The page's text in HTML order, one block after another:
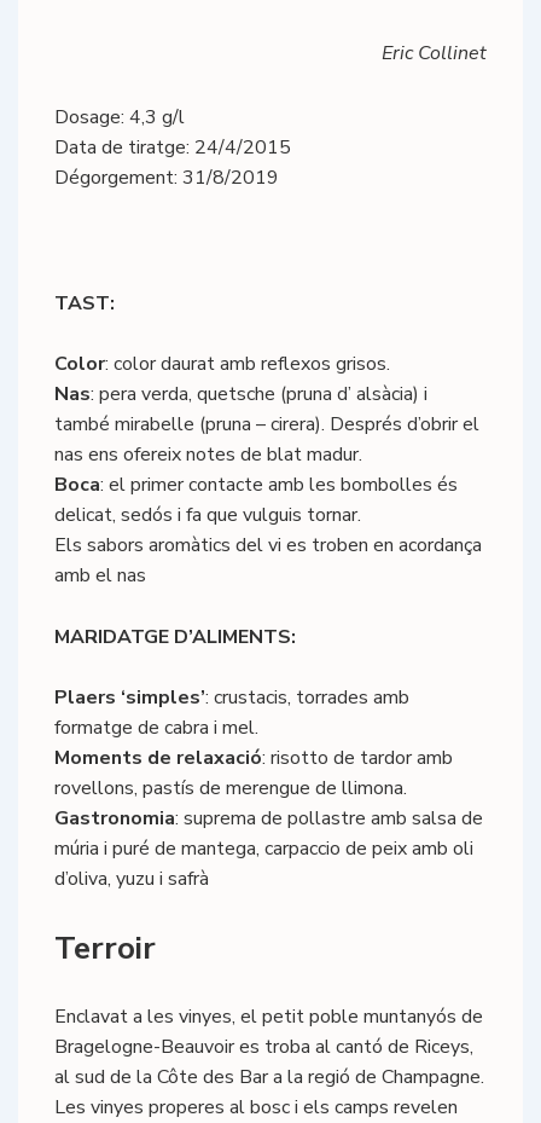
Eric Collinet
Dosage: 4,3 g/l
Data de tiratge: 24/4/2015
Dégorgement: 31/8/2019
TAST:
Color: color daurat amb reflexos grisos.
Nas: pera verda, quetsche (pruna d’ alsàcia) i
també mirabelle (pruna – cirera). Després d’obrir el
nas ens ofereix notes de blat madur.
Boca: el primer contacte amb les bombolles és
delicat, sedós i fa que vulguis tornar.
Els sabors aromàtics del vi es troben en acordança
amb el nas
MARIDATGE D’ALIMENTS:
Plaers ‘simples’: crustacis, torrades amb
formatge de cabra i mel.
Moments de relaxació: risotto de tardor amb
rovellons, pastís de merengue de llimona.
Gastronomia: suprema de pollastre amb salsa de
múria i puré de mantega, carpaccio de peix amb oli
d’oliva, yuzu i safrà
Terroir
Enclavat a les vinyes, el petit poble muntanyós de
Bragelogne-Beauvoir es troba al cantó de Riceys,
al sud de la Côte des Bar a la regió de Champagne.
Les vinyes properes al bosc i els camps revelen